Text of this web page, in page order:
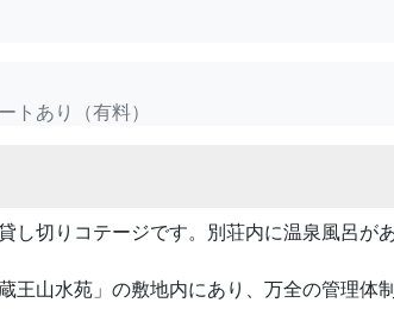
トあり（有料）
し切りコテージです。別荘内に温泉風呂が
王山水苑」の敷地内にあり、万全の管理